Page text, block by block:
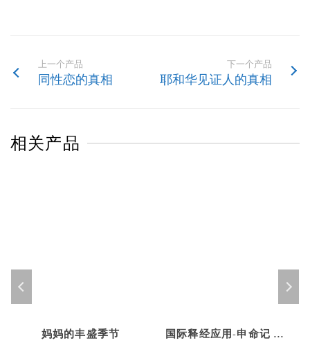
上一个产品
同性恋的真相
下一个产品
耶和华见证人的真相
相关产品
妈妈的丰盛季节 国际释经应用-申命记 上（简体）